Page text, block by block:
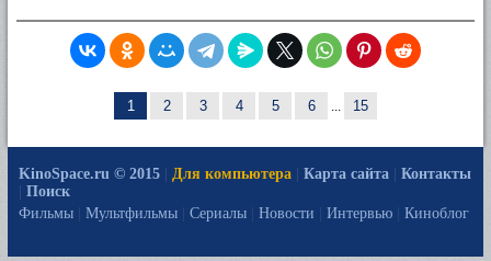
1 2 3 4 5 6 ... 15
KinoSpace.ru © 2015 Для компьютера Карта сайта
Контакты
Поиск
Фильмы
Мультфильмы Сериалы Новости Интервью Киноблог